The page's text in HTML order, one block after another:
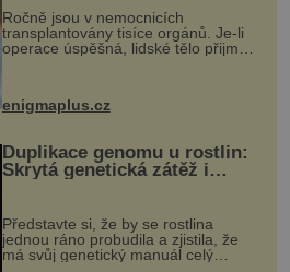
Ročně jsou v nemocnicích
transplantovány tisíce orgánů. Je-li
operace úspěšná, lidské tělo přijme
enigmaplus.cz
Duplikace genomu u rostlin:
Skrytá genetická zátěž i
Představte si, že by se rostlina
jednou ráno probudila a zjistila, že
má svůj genetický manuál celý